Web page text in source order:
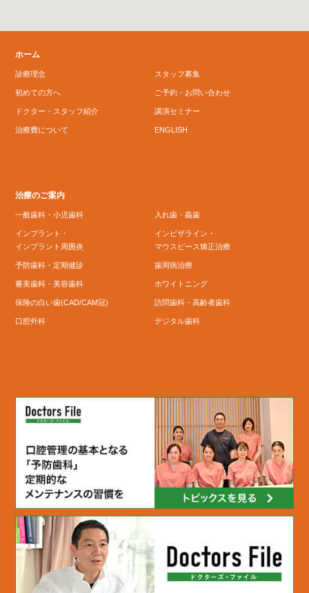
ホーム
診療理念
初めての方へ
ドクター・スタッフ紹介
治療費について
スタッフ募集
ご予約・お問い合わせ
講演セミナー
ENGLISH
治療のご案内
一般歯科・小児歯科
インプラント・
インプラント周囲炎
予防歯科・定期健診
審美歯科・美容歯科
保険の白い歯(CAD/CAM冠)
口腔外科
入れ歯・義歯
インビザライン・
マウスピース矯正治療
歯周病治療
ホワイトニング
訪問歯科・高齢者歯科
デジタル歯科